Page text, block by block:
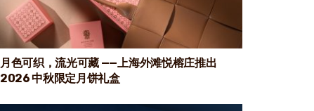
月色可织，流光可藏 ——上海外滩悦榕庄推出
2026 中秋限定月饼礼盒